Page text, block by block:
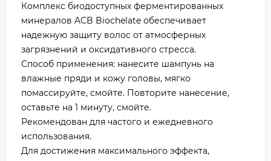
Комплекс биодоступных ферментированных
минералов ACB Biochelate обеспечивает
надежную защиту волос от атмосферных
загрязнений и оксидативного стресса.
Способ применения: нанесите шампунь на
влажные пряди и кожу головы, мягко
помассируйте, смойте. Повторите нанесение,
оставьте на 1 минуту, смойте.
Рекомендован для частого и ежедневного
использования.
Для достижения максимального эффекта,